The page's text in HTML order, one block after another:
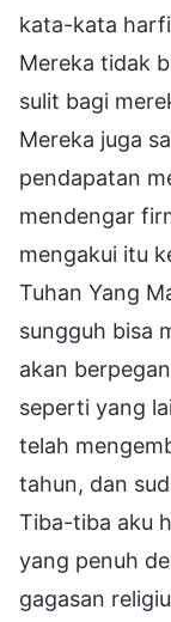
kata-kata
Mereka tidak
sulit bagi
Mereka juga
pendapatan
mendengar
mengakui itu
Tuhan Yang
sungguh bisa
akan
seperti yang
telah
tahun, dan
Tiba-tiba aku
yang penuh
gagasan